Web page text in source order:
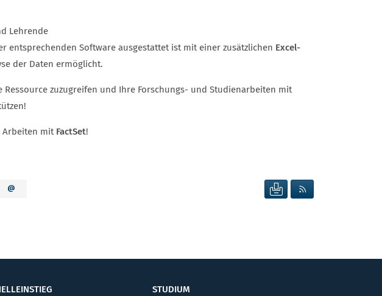
Lehrende
entsprechenden Software ausgestattet ist mit einer zusätzlichen Excel-
der Daten ermöglicht.
zuzugreifen und Ihre Forschungs- und Studienarbeiten mit
Arbeiten mit FactSet!
SEITE DRUCKEN
STUDIUM